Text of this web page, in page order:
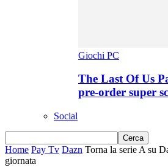
Giochi PC
The Last Of Us
pre-order super
Social
Home Pay Tv Dazn Torna la serie A su
giornata